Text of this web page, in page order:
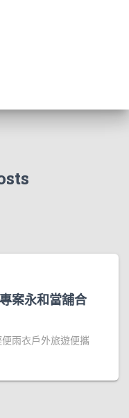
案永和當舖合
雨衣戶外旅遊便攜